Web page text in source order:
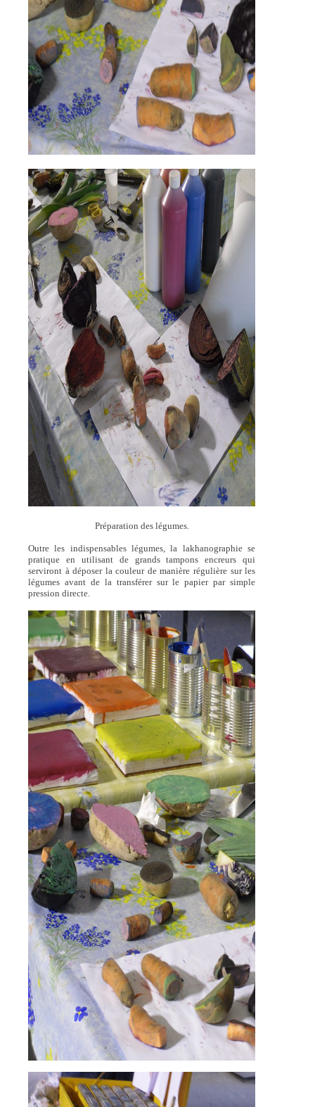
Préparation des légumes.
Outre les indispensables légumes, la lakhanographie se
pratique en utilisant de grands tampons encreurs qui
serviront à déposer la couleur de manière régulière sur les
légumes avant de la transférer sur le papier par simple
pression directe.